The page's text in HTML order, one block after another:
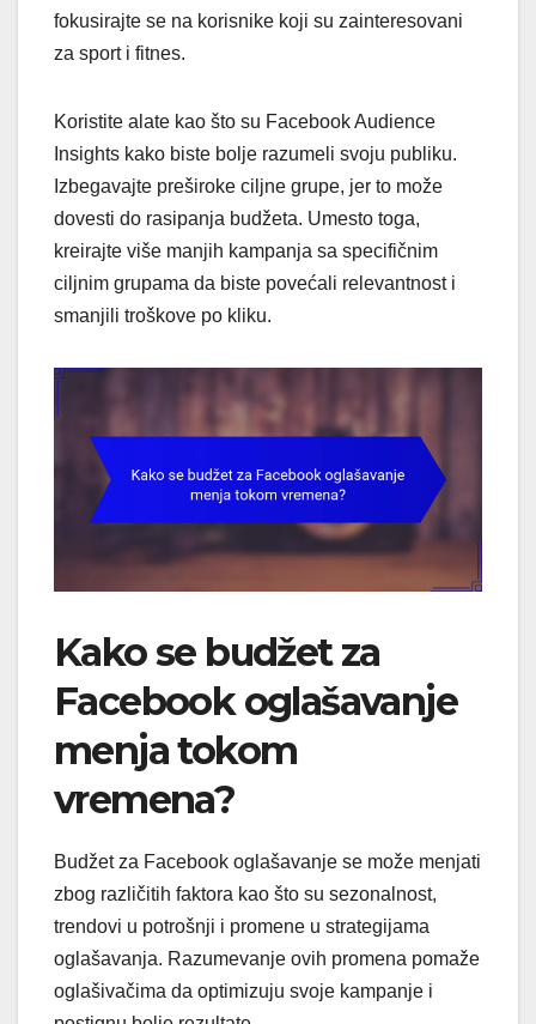
fokusirajte se na korisnike koji su zainteresovani
za sport i fitnes.
Koristite alate kao što su Facebook Audience
Insights kako biste bolje razumeli svoju publiku.
Izbegavajte preširoke ciljne grupe, jer to može
dovesti do rasipanja budžeta. Umesto toga,
kreirajte više manjih kampanja sa specifičnim
ciljnim grupama da biste povećali relevantnost i
smanjili troškove po kliku.
Kako se budžet za
Facebook oglašavanje
menja tokom
vremena?
Budžet za Facebook oglašavanje se može menjati
zbog različitih faktora kao što su sezonalnost,
trendovi u potrošnji i promene u strategijama
oglašavanja. Razumevanje ovih promena pomaže
oglašivačima da optimizuju svoje kampanje i